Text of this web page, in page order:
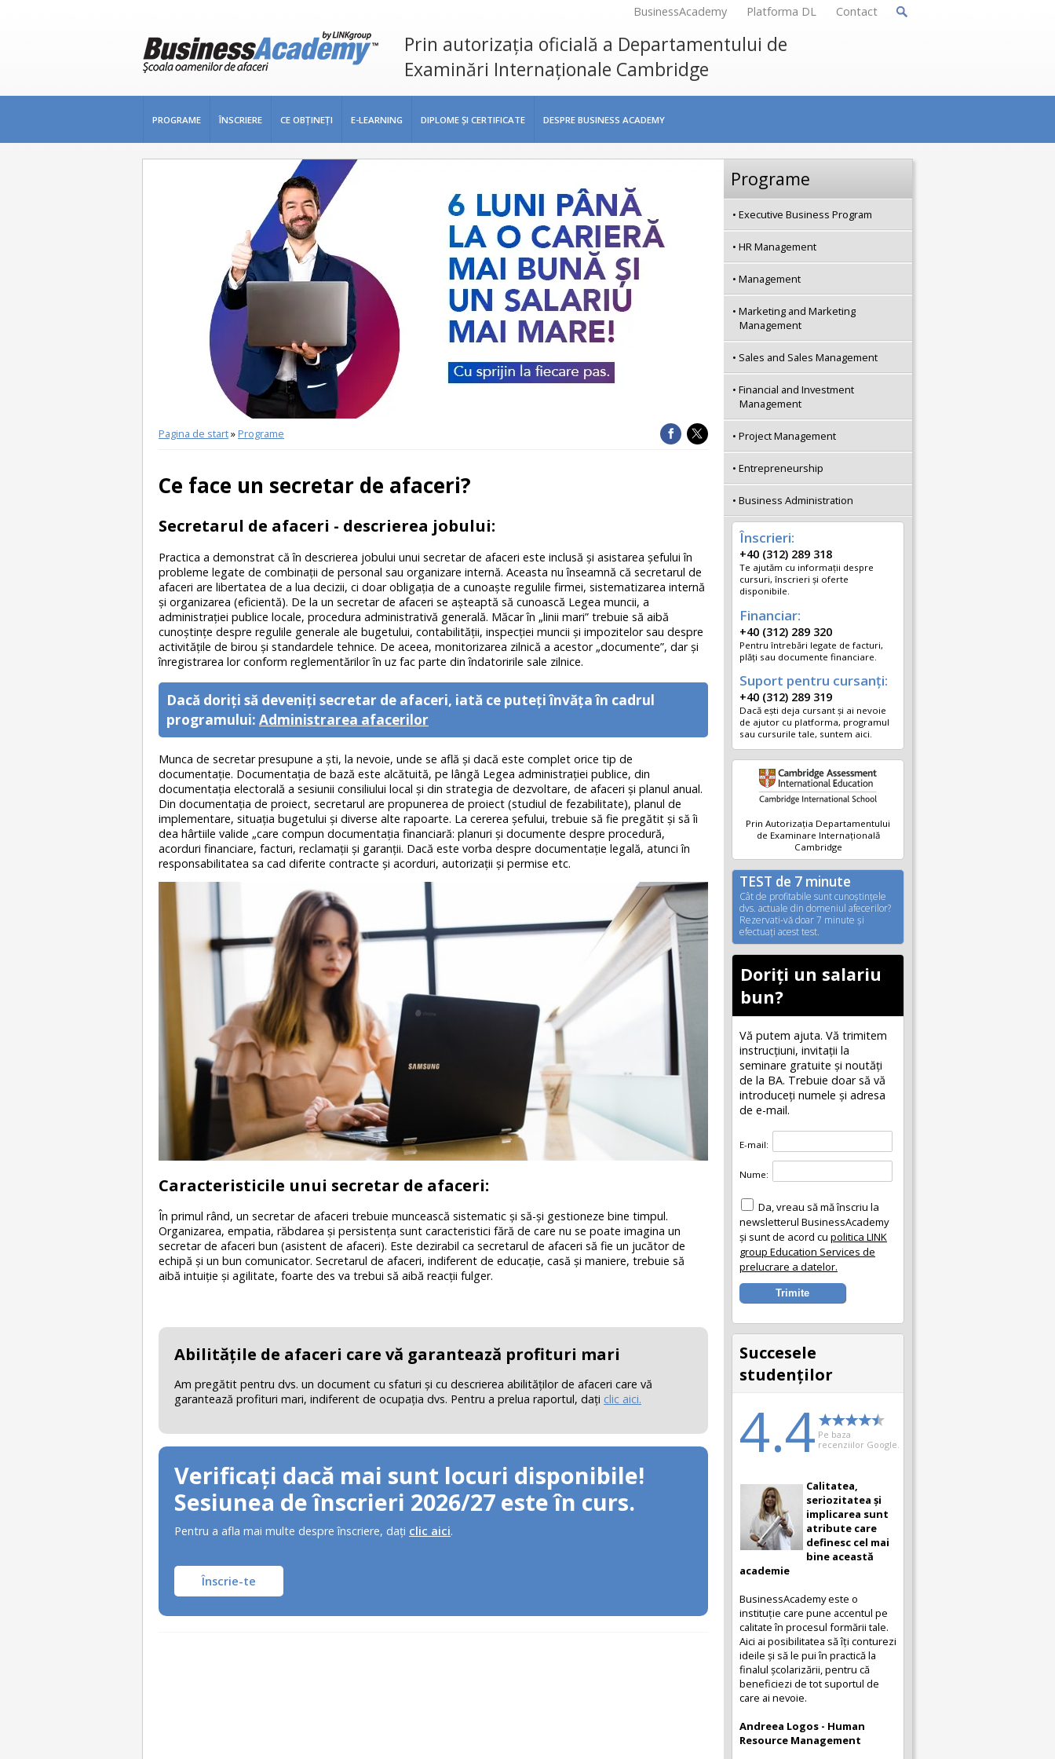
BusinessAcademy Platforma DL Contact
Prin autorizația oficială a Departamentului de
Examinări Internaționale Cambridge
PROGRAME ÎNSCRIERE CE OBŢINEŢI E-LEARNING DIPLOME ŞI CERTIFICATE DESPRE BUSINESS ACADEMY
Pagina de start»Programe
Ce face un secretar de afaceri?
Secretarul de afaceri - descrierea jobului:
Practica a demonstrat că în descrierea jobului unui secretar de afaceri este inclusă și asistarea şefului în
probleme legate de combinaţii de personal sau organizare internă. Aceasta nu înseamnă că secretarul de
afaceri are libertatea de a lua decizii, ci doar obligaţia de a cunoaşte regulile firmei, sistematizarea internă
şi organizarea (eficientă). De la un secretar de afaceri se așteaptă să cunoască Legea muncii, a
administrației publice locale, procedura administrativă generală. Măcar în „linii mari” trebuie să aibă
cunoştinţe despre regulile generale ale bugetului, contabilității, inspecţiei muncii şi impozitelor sau despre
activitățile de birou şi standardele tehnice. De aceea, monitorizarea zilnică a acestor „documente”, dar și
înregistrarea lor conform reglementărilor în uz fac parte din îndatoririle sale zilnice.
Dacă doriţi să deveniţi secretar de afaceri, iată ce puteţi învăţa în cadrul
programului: Administrarea afacerilor
Munca de secretar presupune a ști, la nevoie, unde se află şi dacă este complet orice tip de
documentaţie. Documentaţia de bază este alcătuită, pe lângă Legea administraţiei publice, din
documentația electorală a sesiunii consiliului local şi din strategia de dezvoltare, de afaceri şi planul anual.
Din documentaţia de proiect, secretarul are propunerea de proiect (studiul de fezabilitate), planul de
implementare, situaţia bugetului şi diverse alte rapoarte. La cererea şefului, trebuie să fie pregătit şi să îi
dea hârtiile valide „care compun documentaţia financiară: planuri şi documente despre procedură,
acorduri financiare, facturi, reclamaţii şi garanţii. Dacă este vorba despre documentaţie legală, atunci în
responsabilitatea sa cad diferite contracte şi acorduri, autorizaţii şi permise etc.
Caracteristicile unui secretar de afaceri:
În primul rând, un secretar de afaceri trebuie muncească sistematic şi să-și gestioneze bine timpul.
Organizarea, empatia, răbdarea şi persistenţa sunt caracteristici fără de care nu se poate imagina un
secretar de afaceri bun (asistent de afaceri). Este dezirabil ca secretarul de afaceri să fie un jucător de
echipă şi un bun comunicator. Secretarul de afaceri, indiferent de educaţie, casă şi maniere, trebuie să
aibă intuiţie şi agilitate, foarte des va trebui să aibă reacţii fulger.
Abilităţile de afaceri care vă garantează profituri mari
Am pregătit pentru dvs. un document cu sfaturi şi cu descrierea abilităţilor de afaceri care vă
garantează profituri mari, indiferent de ocupaţia dvs. Pentru a prelua raportul, daţi clic aici.
Verificați dacă mai sunt locuri disponibile!
Sesiunea de înscrieri 2026/27 este în curs.
Pentru a afla mai multe despre înscriere, daţi clic aici.
Înscrie-te
Programe
Executive Business Program
HR Management
Management
Marketing and Marketing
Management
Sales and Sales Management
Financial and Investment
Management
Project Management
Entrepreneurship
Business Administration
Înscrieri:
+40 (312) 289 318
Te ajutăm cu informații despre
cursuri, înscrieri și oferte
disponibile.
Financiar:
+40 (312) 289 320
Pentru întrebări legate de facturi,
plăți sau documente financiare.
Suport pentru cursanți:
+40 (312) 289 319
Dacă ești deja cursant și ai nevoie
de ajutor cu platforma, programul
sau cursurile tale, suntem aici.
Prin Autorizația Departamentului
de Examinare Internațională
Cambridge
TEST de 7 minute
Cât de profitabile sunt cunoştinţele
dvs. actuale din domeniul afecerilor?
Rezervati-vă doar 7 minute şi
efectuaţi acest test.
Doriți un salariu
bun?
Vă putem ajuta. Vă trimitem
instrucțiuni, invitaţii la
seminare gratuite şi noutăţi
de la BA. Trebuie doar să vă
introduceţi numele și adresa
de e-mail.
E-mail:
Nume:
Da, vreau să mă înscriu la
newsletterul BusinessAcademy
și sunt de acord cu politica LINK
group Education Services de
prelucrare a datelor.
Succesele
studenţilor
4.4 Pe baza
recenziilor Google.
Calitatea,
seriozitatea și
implicarea sunt
atribute care
definesc cel mai
bine această
academie
BusinessAcademy este o
instituție care pune accentul pe
calitate în procesul formării tale.
Aici ai posibilitatea să îți conturezi
ideile și să le pui în practică la
finalul școlarizării, pentru că
beneficiezi de tot suportul de
care ai nevoie.
Andreea Logos - Human
Resource Management